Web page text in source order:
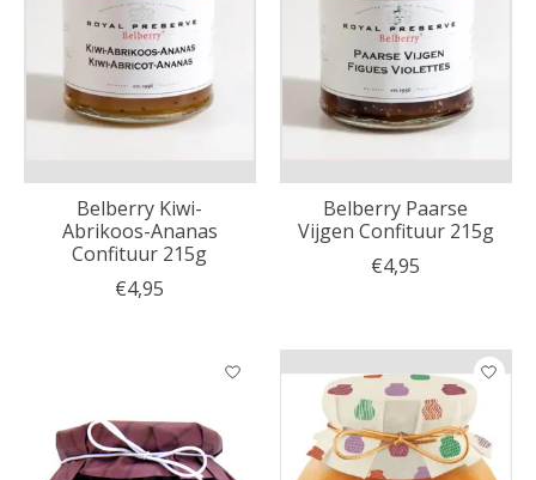
Belberry Kiwi-
Abrikoos-Ananas
Confituur 215g
€4,95
Belberry Paarse
Vijgen Confituur 215g
€4,95